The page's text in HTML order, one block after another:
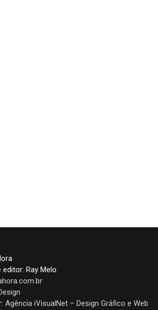
Ray Melo
Agência iVisualNet – Design Gráfico e Web